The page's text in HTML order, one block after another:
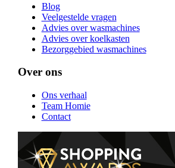
Blog
Veelgestelde vragen
Advies over wasmachines
Advies over koelkasten
Bezorggebied wasmachines
Over ons
Ons verhaal
Team Homie
Contact